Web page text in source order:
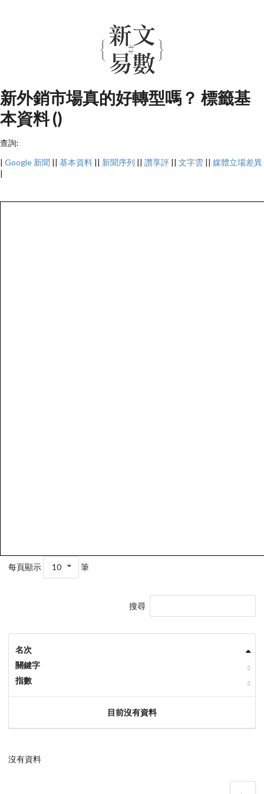
新外銷市場真的好轉型嗎？ 標籤基
本資料 ()
查詢:
| Google 新聞 || 基本資料 || 新聞序列 || 讚享評 || 文字雲 || 媒體立場差異
|
每頁顯示 10 筆
搜尋
名次
關鍵字
指數
目前沒有資料
沒有資料